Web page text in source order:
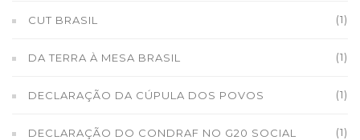
CUT BRASIL (1)
DA TERRA À MESA BRASIL (1)
DECLARAÇÃO DA CÚPULA DOS POVOS (1)
DECLARAÇÃO DO CONDRAF NO G20 SOCIAL (1)